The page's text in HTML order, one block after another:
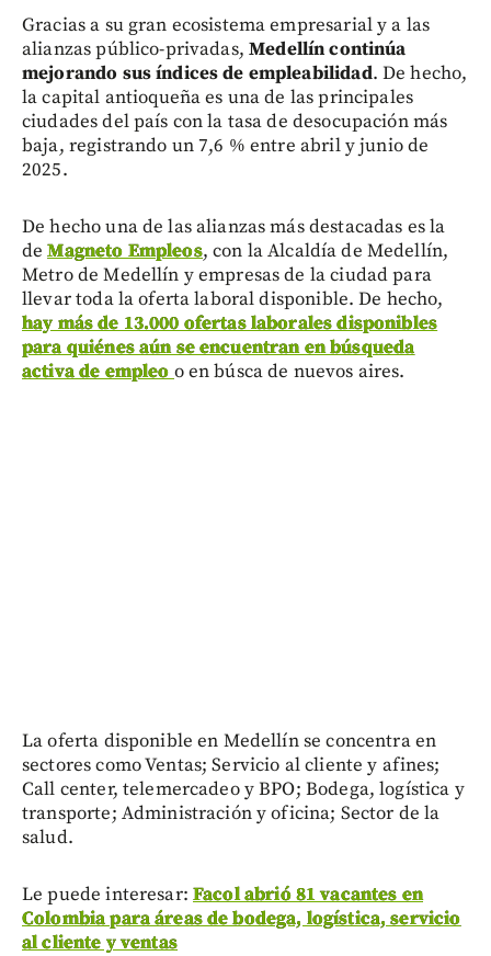
Gracias a su gran ecosistema empresarial y a las
alianzas público-privadas, Medellín continúa
mejorando sus índices de empleabilidad. De hecho,
la capital antioqueña es una de las principales
ciudades del país con la tasa de desocupación más
baja, registrando un 7,6 % entre abril y junio de
2025.
De hecho una de las alianzas más destacadas es la
deMagneto Empleos, con la Alcaldía de Medellín,
Metro de Medellín y empresas de la ciudad para
llevar toda la oferta laboral disponible. De hecho,
hay más de 13.000 ofertas laborales disponibles
para quiénes aún se encuentran en búsqueda
activa de empleo o en búsca de nuevos aires.
La oferta disponible en Medellín se concentra en
sectores como Ventas; Servicio al cliente y afines;
Call center, telemercadeo y BPO; Bodega, logística y
transporte; Administración y oficina; Sector de la
salud.
Le puede interesar: Facol abrió 81 vacantes en
Colombia para áreas de bodega, logística, servicio
al cliente y ventas